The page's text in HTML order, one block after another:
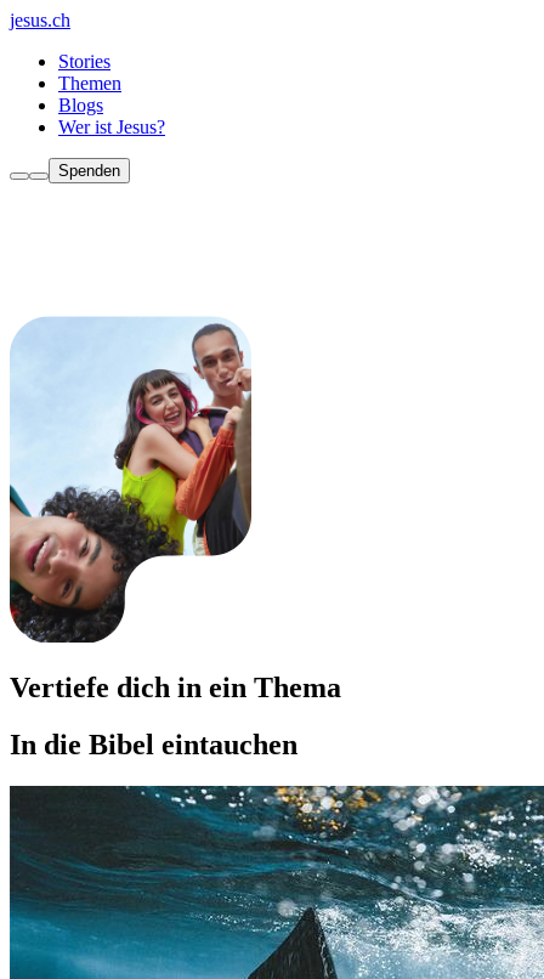
jesus.ch
Stories
Themen
Blogs
Wer ist Jesus?
Spenden
Vertiefe dich in ein Thema
In die Bibel eintauchen